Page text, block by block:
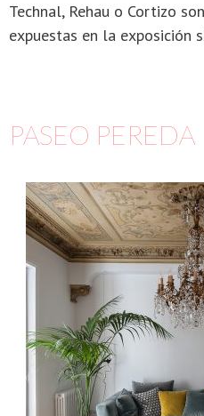
Technal, Rehau o Cortizo
expuestas en la exposición
PASEO PEREDA